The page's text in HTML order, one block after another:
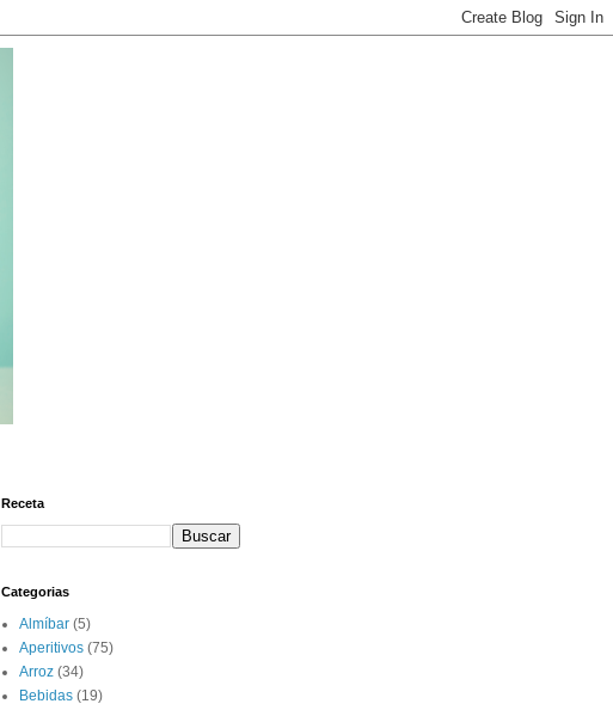
Receta
Categorias
Almíbar (5)
Aperitivos (75)
Arroz (34)
Bebidas (19)